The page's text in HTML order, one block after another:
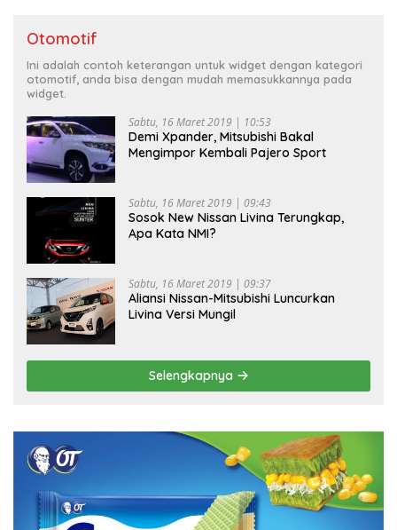
Otomotif
Ini adalah contoh keterangan untuk widget dengan kategori
otomotif, anda bisa dengan mudah memasukkannya pada
widget.
Sabtu, 16 Maret 2019 | 10:53
Demi Xpander, Mitsubishi Bakal
Mengimpor Kembali Pajero Sport
Sabtu, 16 Maret 2019 | 09:43
Sosok New Nissan Livina Terungkap,
Apa Kata NMI?
Sabtu, 16 Maret 2019 | 09:37
Aliansi Nissan-Mitsubishi Luncurkan
Livina Versi Mungil
Selengkapnya